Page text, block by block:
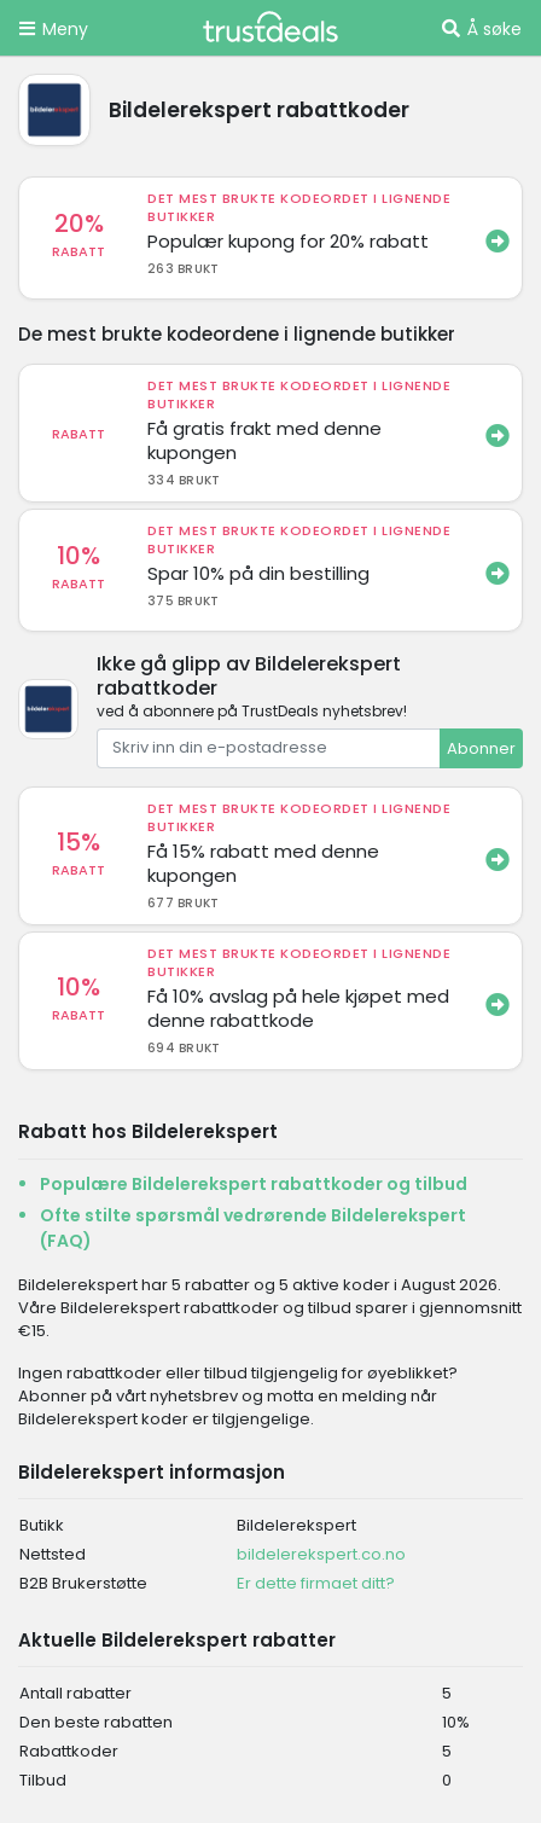
Meny Å søke
Bildelerekspert rabattkoder
20%
RABATT
DET MEST BRUKTE KODEORDET I LIGNENDE
BUTIKKER
Populær kupong for 20% rabatt
263 BRUKT
De mest brukte kodeordene i lignende butikker
RABATT
DET MEST BRUKTE KODEORDET I LIGNENDE
BUTIKKER
Få gratis frakt med denne
kupongen
334 BRUKT
10%
RABATT
DET MEST BRUKTE KODEORDET I LIGNENDE
BUTIKKER
Spar 10% på din bestilling
375 BRUKT
Ikke gå glipp av Bildelerekspert
rabattkoder
ved å abonnere på TrustDeals nyhetsbrev!
Abonner
15%
RABATT
DET MEST BRUKTE KODEORDET I LIGNENDE
BUTIKKER
Få 15% rabatt med denne
kupongen
677 BRUKT
10%
RABATT
DET MEST BRUKTE KODEORDET I LIGNENDE
BUTIKKER
Få 10% avslag på hele kjøpet med
denne rabattkode
694 BRUKT
Rabatt hos Bildelerekspert
Populære Bildelerekspert rabattkoder og tilbud
Ofte stilte spørsmål vedrørende Bildelerekspert
(FAQ)
Bildelerekspert har 5 rabatter og 5 aktive koder i August 2026.
Våre Bildelerekspert rabattkoder og tilbud sparer i gjennomsnitt
€15.
Ingen rabattkoder eller tilbud tilgjengelig for øyeblikket?
Abonner på vårt nyhetsbrev og motta en melding når
Bildelerekspert koder er tilgjengelige.
Bildelerekspert informasjon
Butikk
Bildelerekspert
Nettsted
bildelerekspert.co.no
B2B Brukerstøtte
Er dette firmaet ditt?
Aktuelle Bildelerekspert rabatter
Antall rabatter
5
Den beste rabatten
10%
Rabattkoder
5
Tilbud
0